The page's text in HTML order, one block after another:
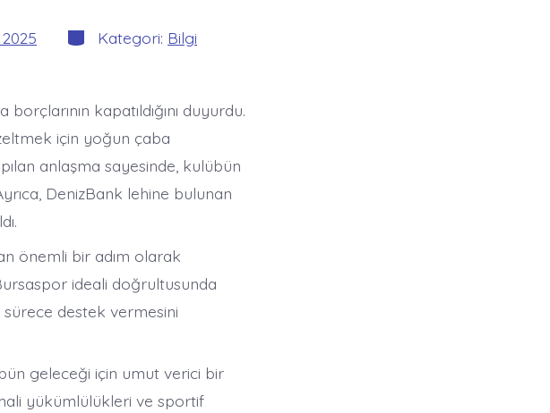
Kategoriler
Kategori: Bilgi
kapatıldığını duyurdu.
için yoğun çaba
anlaşma sayesinde, kulübün
DenizBank lehine bulunan
önemli bir adım olarak
ideali doğrultusunda
sürece destek vermesini
geleceği için umut verici bir
yükümlülükleri ve sportif